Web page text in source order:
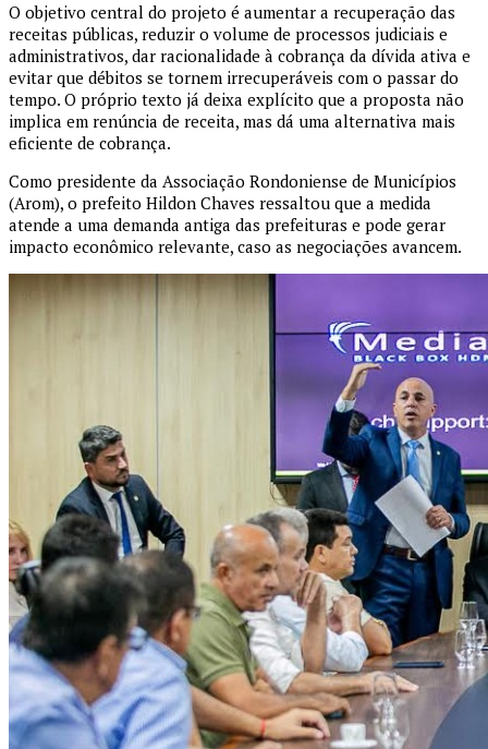
O objetivo central do projeto é aumentar a recuperação das
receitas públicas, reduzir o volume de processos judiciais e
administrativos, dar racionalidade à cobrança da dívida ativa e
evitar que débitos se tornem irrecuperáveis com o passar do
tempo. O próprio texto já deixa explícito que a proposta não
implica em renúncia de receita, mas dá uma alternativa mais
eficiente de cobrança.
Como presidente da Associação Rondoniense de Municípios
(Arom), o prefeito Hildon Chaves ressaltou que a medida
atende a uma demanda antiga das prefeituras e pode gerar
impacto econômico relevante, caso as negociações avancem.